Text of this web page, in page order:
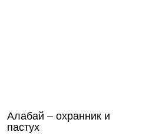
Алабай – охранник и
пастух